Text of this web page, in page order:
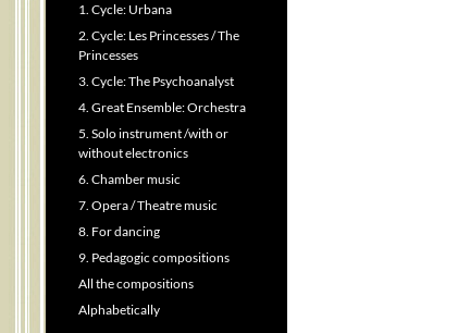
1. Cycle: Urbana
2. Cycle: Les Princesses / The
Princesses
3. Cycle: The Psychoanalyst
4. Great Ensemble: Orchestra
5. Solo instrument /with or
without electronics
6. Chamber music
7. Opera / Theatre music
8. For dancing
9. Pedagogic compositions
All the compositions
Alphabetically